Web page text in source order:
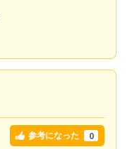
参考になった 0